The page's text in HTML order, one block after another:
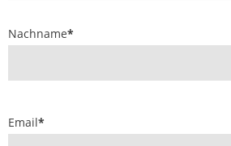
Nachname*
Email*